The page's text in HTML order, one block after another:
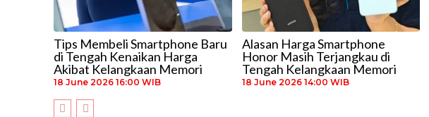
Tips Membeli Smartphone Baru
di Tengah Kenaikan Harga
Akibat Kelangkaan Memori
18 June 2026 16:00 WIB
Alasan Harga Smartphone
Honor Masih Terjangkau di
Tengah Kelangkaan Memori
18 June 2026 14:00 WIB